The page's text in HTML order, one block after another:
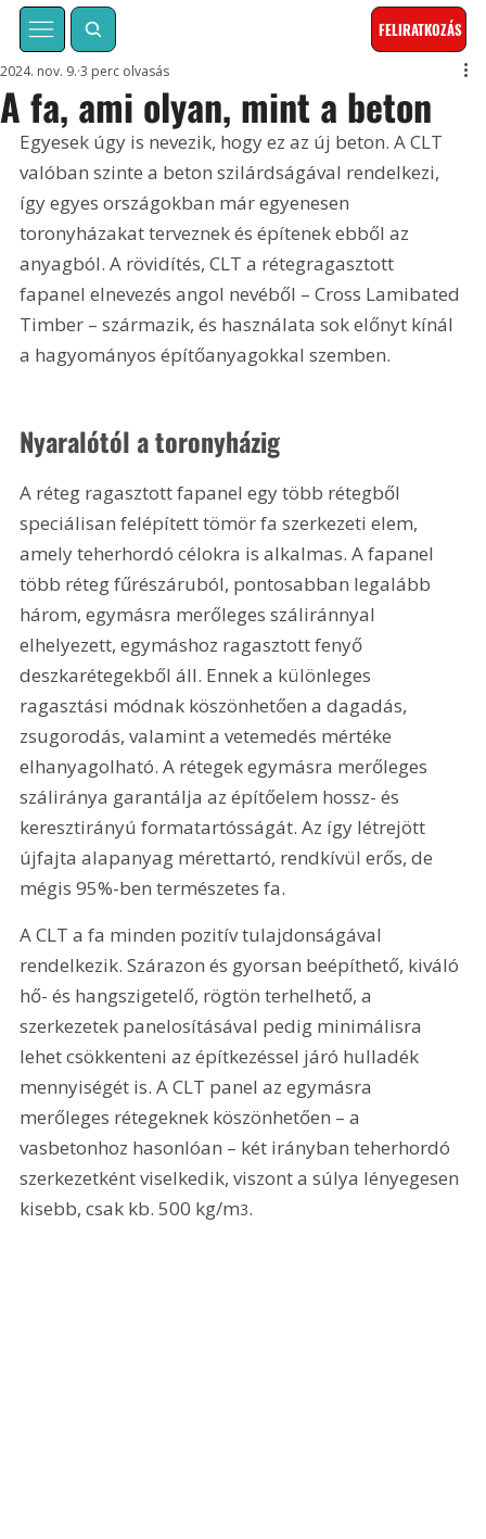
FELIRATKOZÁS
A fa, ami olyan, mint a beton
2024. nov. 9. 3 perc olvasás
Egyesek úgy is nevezik, hogy ez az új beton. A CLT
valóban szinte a beton szilárdságával rendelkezi,
így egyes országokban már egyenesen
toronyházakat terveznek és építenek ebből az
anyagból. A rövidítés, CLT a rétegragasztott
fapanel elnevezés angol nevéből – Cross Lamibated
Timber – származik, és használata sok előnyt kínál
a hagyományos építőanyagokkal szemben.
Nyaralótól a toronyházig
A réteg ragasztott fapanel egy több rétegből
speciálisan felépített tömör fa szerkezeti elem,
amely teherhordó célokra is alkalmas. A fapanel
több réteg fűrészáruból, pontosabban legalább
három, egymásra merőleges száliránnyal
elhelyezett, egymáshoz ragasztott fenyő
deszkarétegekből áll. Ennek a különleges
ragasztási módnak köszönhetően a dagadás,
zsugorodás, valamint a vetemedés mértéke
elhanyagolható. A rétegek egymásra merőleges
száliránya garantálja az építőelem hossz- és
keresztirányú formatartósságát. Az így létrejött
újfajta alapanyag mérettartó, rendkívül erős, de
mégis 95%-ben természetes fa.
A CLT a fa minden pozitív tulajdonságával
rendelkezik. Szárazon és gyorsan beépíthető, kiváló
hő- és hangszigetelő, rögtön terhelhető, a
szerkezetek panelosításával pedig minimálisra
lehet csökkenteni az építkezéssel járó hulladék
mennyiségét is. A CLT panel az egymásra
merőleges rétegeknek köszönhetően – a
vasbetonhoz hasonlóan – két irányban teherhordó
szerkezetként viselkedik, viszont a súlya lényegesen
kisebb, csak kb. 500 kg/m3.